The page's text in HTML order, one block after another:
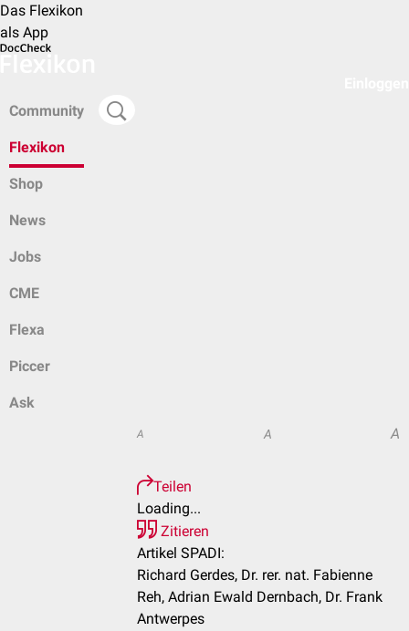
Das Flexikon
als App
Community
Flexikon
Shop
News
Jobs
CME
Flexa
Piccer
Ask
A A A
Teilen
Loading...
Zitieren
Artikel SPADI:
Richard Gerdes, Dr. rer. nat. Fabienne
Reh, Adrian Ewald Dernbach, Dr. Frank
Antwerpes